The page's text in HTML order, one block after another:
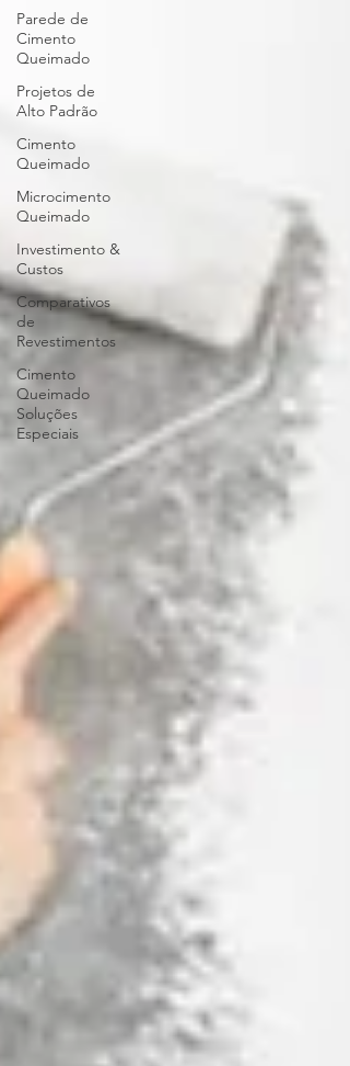
Parede de
Cimento
Queimado
Projetos de
Alto Padrão
Cimento
Queimado
Microcimento
Queimado
Investimento &
Custos
Comparativos
de
Revestimentos
Cimento
Queimado
Soluções
Especiais